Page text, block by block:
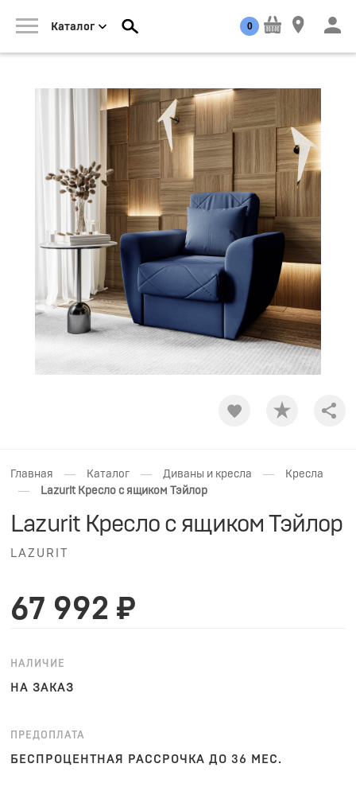
Каталог 0
Главная — Каталог — Диваны и кресла — Кресла
— Lazurit Кресло с ящиком Тэйлор
Lazurit Кресло с ящиком Тэйлор
LAZURIT
67 992 ₽
НАЛИЧИЕ
НА ЗАКАЗ
ПРЕДОПЛАТА
БЕСПРОЦЕНТНАЯ РАССРОЧКА ДО 36 МЕС.